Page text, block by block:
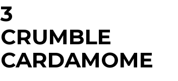
3
CRUMBLE
CARDAMOME